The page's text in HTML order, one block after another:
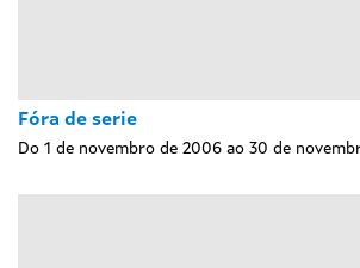
Fóra de serie
Do 1 de novembro de 2006 ao 30 de